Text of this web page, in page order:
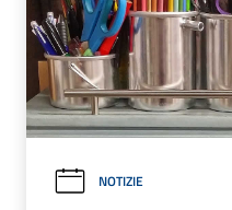
NOTIZIE